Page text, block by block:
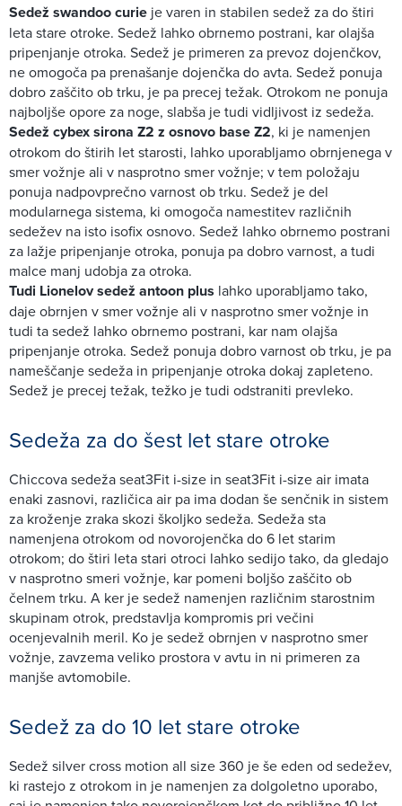
Sedež swandoo curie je varen in stabilen sedež za do štiri
leta stare otroke. Sedež lahko obrnemo postrani, kar olajša
pripenjanje otroka. Sedež je primeren za prevoz dojenčkov,
ne omogoča pa prenašanje dojenčka do avta. Sedež ponuja
dobro zaščito ob trku, je pa precej težak. Otrokom ne ponuja
najboljše opore za noge, slabša je tudi vidljivost iz sedeža.
Sedež cybex sirona Z2 z osnovo base Z2, ki je namenjen
otrokom do štirih let starosti, lahko uporabljamo obrnjenega v
smer vožnje ali v nasprotno smer vožnje; v tem položaju
ponuja nadpovprečno varnost ob trku. Sedež je del
modularnega sistema, ki omogoča namestitev različnih
sedežev na isto isofix osnovo. Sedež lahko obrnemo postrani
za lažje pripenjanje otroka, ponuja pa dobro varnost, a tudi
malce manj udobja za otroka.
Tudi Lionelov sedež antoon plus lahko uporabljamo tako,
daje obrnjen v smer vožnje ali v nasprotno smer vožnje in
tudi ta sedež lahko obrnemo postrani, kar nam olajša
pripenjanje otroka. Sedež ponuja dobro varnost ob trku, je pa
nameščanje sedeža in pripenjanje otroka dokaj zapleteno.
Sedež je precej težak, težko je tudi odstraniti prevleko.
Sedeža za do šest let stare otroke
Chiccova sedeža seat3Fit i-size in seat3Fit i-size air imata
enaki zasnovi, različica air pa ima dodan še senčnik in sistem
za kroženje zraka skozi školjko sedeža. Sedeža sta
namenjena otrokom od novorojenčka do 6 let starim
otrokom; do štiri leta stari otroci lahko sedijo tako, da gledajo
v nasprotno smeri vožnje, kar pomeni boljšo zaščito ob
čelnem trku. A ker je sedež namenjen različnim starostnim
skupinam otrok, predstavlja kompromis pri večini
ocenjevalnih meril. Ko je sedež obrnjen v nasprotno smer
vožnje, zavzema veliko prostora v avtu in ni primeren za
manjše avtomobile.
Sedež za do 10 let stare otroke
Sedež silver cross motion all size 360 je še eden od sedežev,
ki rastejo z otrokom in je namenjen za dolgoletno uporabo,